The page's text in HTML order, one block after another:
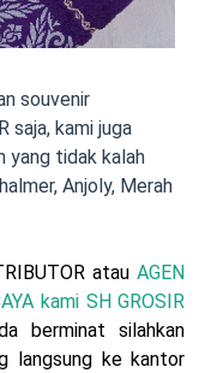
souvenir
saja, kami juga
yang tidak kalah
Anjoly, Merah
atauAGEN
kami SH GROSIR
berminat silahkan
langsung ke kantor